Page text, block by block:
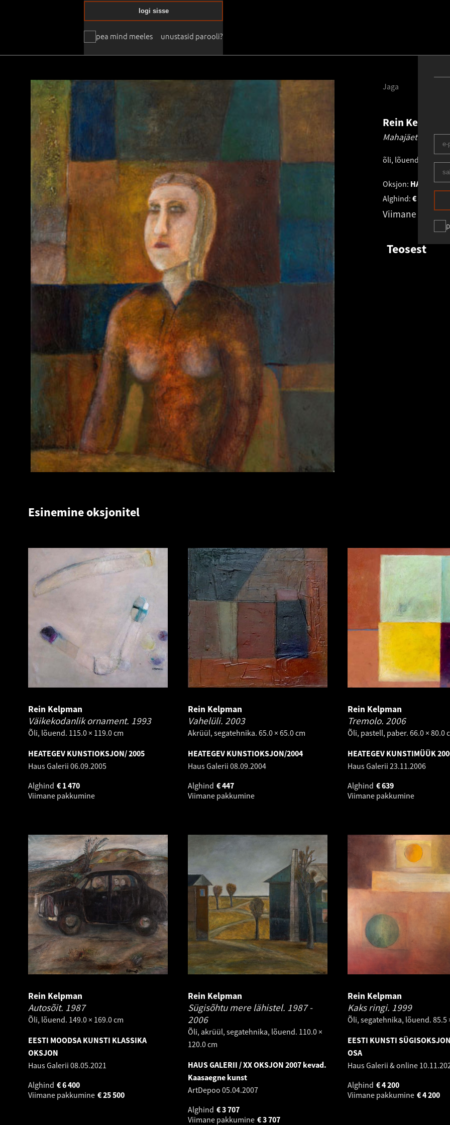
pea mind meeles
logi sisse
unustasid parooli?
Rein Kelpman
Mahajäetud. 1986
õli, lõuend 90.0 ×
Oksjon: HAUS
Alghind: €
Viimane
Teosest
Jaga
Esinemine oksjonitel
Rein Kelpman
Väikekodanlik ornament. 1993
Õli, lõuend. 115.0 × 119.0 cm
HEATEGEV KUNSTIOKSJON/ 2005
Haus Galerii 06.09.2005
Alghind
1 470
€
Viimane pakkumine
Rein Kelpman
Vahelüli. 2003
Akrüül, segatehnika. 65.0 × 65.0 cm
HEATEGEV KUNSTIOKSJON/2004
Haus Galerii 08.09.2004
Alghind
447
€
Viimane pakkumine
Rein Kelpman
Tremolo. 2006
Õli, pastell, paber. 66.0 × 80.0
HEATEGEV KUNSTIMÜÜK
Haus Galerii 23.11.2006
Alghind
639
€
Viimane pakkumine
Rein Kelpman
Autosõit. 1987
Õli, lõuend. 149.0 × 169.0 cm
EESTI MOODSA KUNSTI KLASSIKA
OKSJON
Haus Galerii 08.05.2021
Alghind
6 400
€
Viimane pakkumine
25 500
€
Rein Kelpman
Sügisõhtu mere lähistel. 1987 -
2006
Õli, akrüül, segatehnika, lõuend. 110.0 ×
120.0 cm
HAUS GALERII / XX OKSJON 2007 kevad.
Kaasaegne kunst
ArtDepoo 05.04.2007
Alghind
3 707
€
Viimane pakkumine
3 707
€
Rein Kelpman
Kaks ringi. 1999
Õli, segatehnika, lõuend. 85.5
EESTI KUNSTI
OSA
Haus Galerii & online
Alghind
4 200
€
Viimane pakkumine
4 200
€